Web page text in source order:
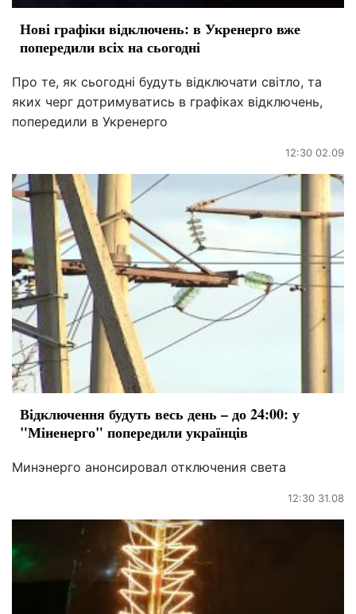
Нові графіки відключень: в Укренерго вже
попередили всіх на сьогодні
Про те, як сьогодні будуть відключати світло, та
яких черг дотримуватись в графіках відключень,
попередили в Укренерго
12:30 02.09
Відключення будуть весь день – до 24:00: у
"Міненерго" попередили українців
Минэнерго анонсировал отключения света
12:30 31.08